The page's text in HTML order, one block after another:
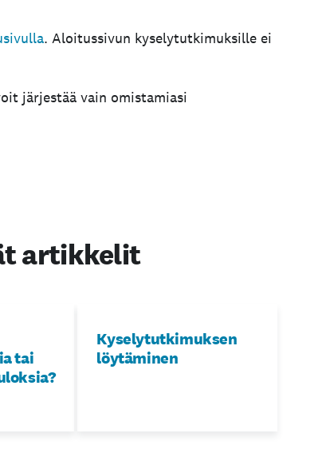
. Aloitussivun kyselytutkimuksille ei
järjestää vain omistamiasi
artikkelit
tai
Kyselytutkimuksen
löytäminen